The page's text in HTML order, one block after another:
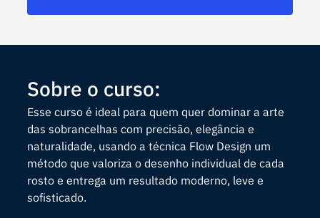
Sobre o curso:
Esse curso é ideal para quem quer dominar a arte
das sobrancelhas com precisão, elegância e
naturalidade, usando a técnica Flow Design um
método que valoriza o desenho individual de cada
rosto e entrega um resultado moderno, leve e
sofisticado.